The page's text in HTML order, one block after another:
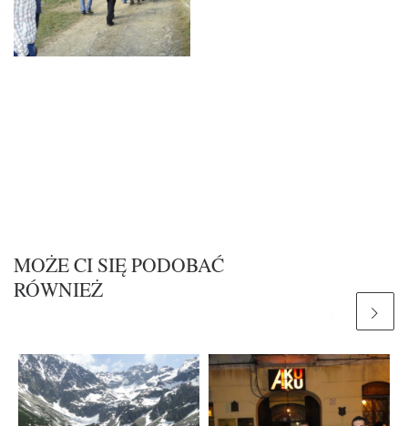
MOŻE CI SIĘ PODOBAĆ
RÓWNIEŻ